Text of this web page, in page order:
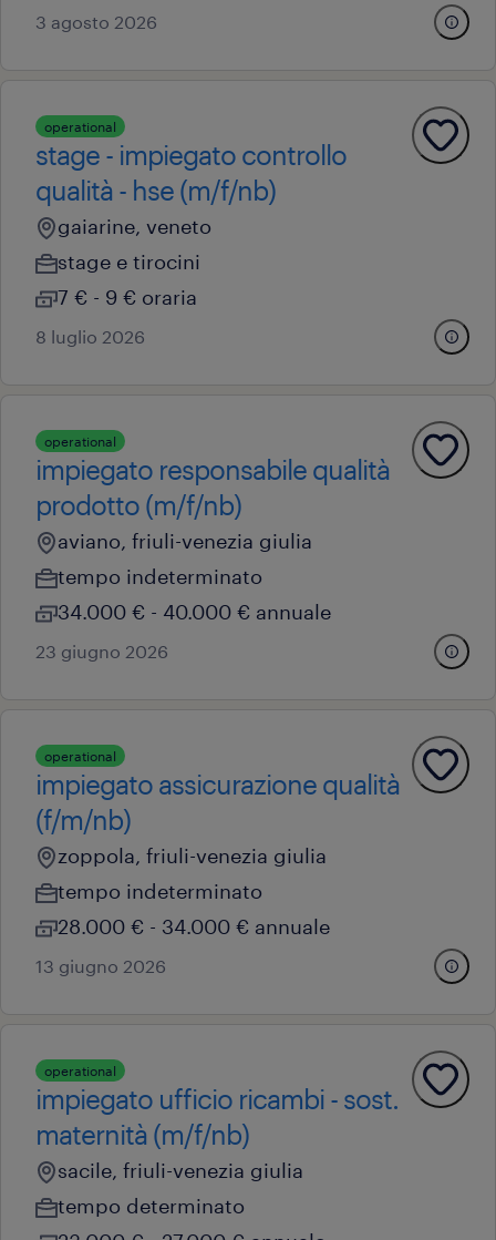
3 agosto 2026
operational
stage - impiegato controllo
qualità - hse (m/f/nb)
gaiarine, veneto
stage e tirocini
7 € - 9 € oraria
8 luglio 2026
operational
impiegato responsabile qualità
prodotto (m/f/nb)
aviano, friuli-venezia giulia
tempo indeterminato
34.000 € - 40.000 € annuale
23 giugno 2026
operational
impiegato assicurazione qualità
(f/m/nb)
zoppola, friuli-venezia giulia
tempo indeterminato
28.000 € - 34.000 € annuale
13 giugno 2026
operational
impiegato ufficio ricambi - sost.
maternità (m/f/nb)
sacile, friuli-venezia giulia
tempo determinato